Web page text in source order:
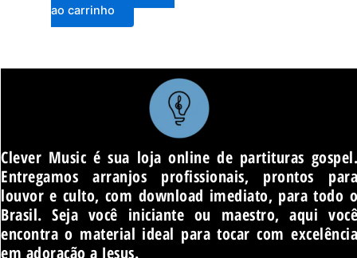
ao carrinho
Clever Music é sua loja online de partituras gospel.
Entregamos arranjos profissionais, prontos para
louvor e culto, com download imediato, para todo o
Brasil. Seja você iniciante ou maestro, aqui você
encontra o material ideal para tocar com excelência
em adoração a Jesus.